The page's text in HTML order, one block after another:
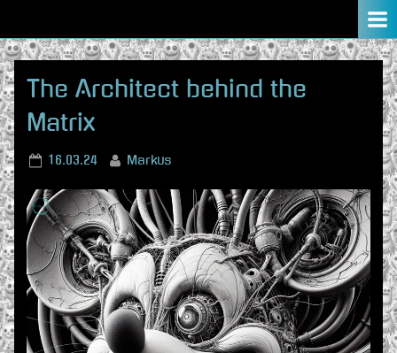
to
content
The Architect behind the
Matrix
Posted
16.03.24 By
Markus